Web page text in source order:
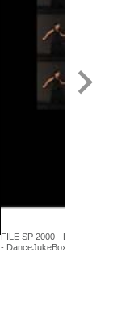
FILE SP 2000 - Luiz Brasil e
- DanceJukeBox - Media Arte